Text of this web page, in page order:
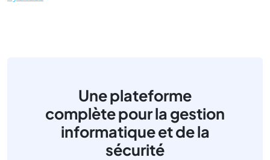
Une plateforme
complète pour la gestion
informatique et de la
sécurité